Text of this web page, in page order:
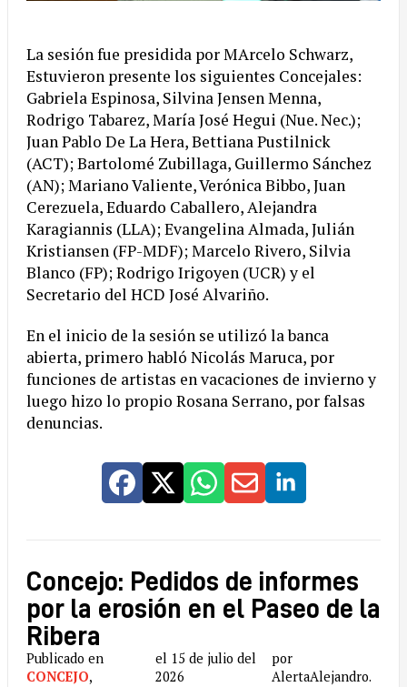
La sesión fue presidida por MArcelo Schwarz,
Estuvieron presente los siguientes Concejales:
Gabriela Espinosa, Silvina Jensen Menna,
Rodrigo Tabarez, María José Hegui (Nue. Nec.);
Juan Pablo De La Hera, Bettiana Pustilnick
(ACT); Bartolomé Zubillaga, Guillermo Sánchez
(AN); Mariano Valiente, Verónica Bibbo, Juan
Cerezuela, Eduardo Caballero, Alejandra
Karagiannis (LLA); Evangelina Almada, Julián
Kristiansen (FP-MDF); Marcelo Rivero, Silvia
Blanco (FP); Rodrigo Irigoyen (UCR) y el
Secretario del HCD José Alvariño.
En el inicio de la sesión se utilizó la banca
abierta, primero habló Nicolás Maruca, por
funciones de artistas en vacaciones de invierno y
luego hizo lo propio Rosana Serrano, por falsas
denuncias.
Concejo: Pedidos de informes
por la erosión en el Paseo de la
Ribera
Publicado en
CONCEJO,
el 15 de julio del
2026
por
AlertaAlejandro.